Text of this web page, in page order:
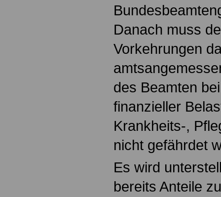
Danach muss
Vorkehrungen
des Beamten
finanzieller
Krankheits-,
nicht gefährdet
Es wird
bereits Anteile